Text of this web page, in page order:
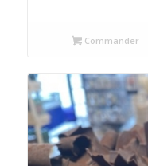
Commander